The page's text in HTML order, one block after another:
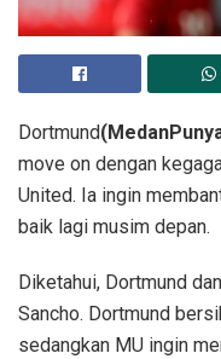
Dortmund
move on dengan
United. Ia ingin
baik lagi musim depan.
Diketahui, Dortmund
Sancho. Dortmund
sedangkan MU ingin